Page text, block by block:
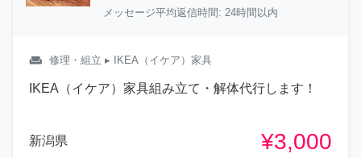
メッセージ平均返信時間: 24時間以内
weekend 修理・組立 ▸ IKEA（イケア）家具
IKEA（イケア）家具組み立て・解体代行します！
新潟県 ¥3,000